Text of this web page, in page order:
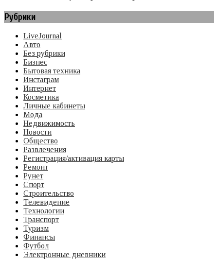
Рубрики
LiveJournal
Авто
Без рубрики
Бизнес
Бытовая техника
Инстаграм
Интернет
Косметика
Личные кабинеты
Мода
Недвижимость
Новости
Общество
Развлечения
Регистрация/активация карты
Ремонт
Рунет
Спорт
Строительство
Телевидение
Технологии
Транспорт
Туризм
Финансы
Футбол
Электронные дневники